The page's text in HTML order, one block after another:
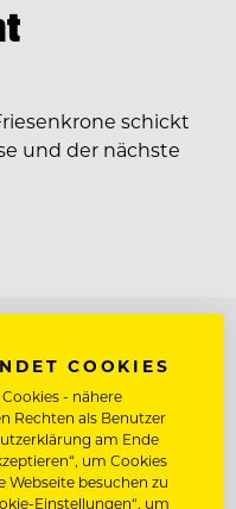
schickt
und der nächste
COOKIES
- nähere
Rechten als Benutzer
am Ende
um Cookies
Webseite besuchen zu
Einstellungen“, um